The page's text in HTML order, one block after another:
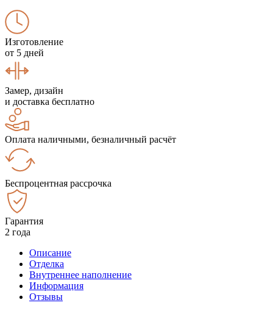
Изготовление
от 5 дней
Замер, дизайн
и доставка бесплатно
Оплата наличными, безналичный расчёт
Беспроцентная рассрочка
Гарантия
2 года
Описание
Отделка
Внутреннее наполнение
Информация
Отзывы